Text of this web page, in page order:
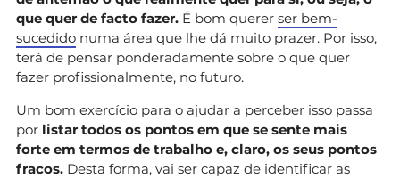
que quer de facto fazer. É bom querer ser bem-
sucedido numa área que lhe dá muito prazer. Por isso,
terá de pensar ponderadamente sobre o que quer
fazer profissionalmente, no futuro.
Um bom exercício para o ajudar a perceber isso passa
por listar todos os pontos em que se sente mais
forte em termos de trabalho e, claro, os seus pontos
fracos. Desta forma, vai ser capaz de identificar as